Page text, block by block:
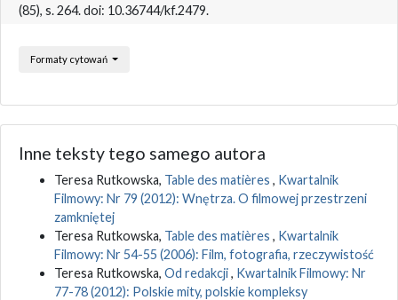
(85), s. 264. doi: 10.36744/kf.2479.
Formaty cytowań
Inne teksty tego samego autora
Teresa Rutkowska, Table des matières , Kwartalnik
Filmowy: Nr 79 (2012): Wnętrza. O filmowej przestrzeni
zamkniętej
Teresa Rutkowska, Table des matières , Kwartalnik
Filmowy: Nr 54-55 (2006): Film, fotografia, rzeczywistość
Teresa Rutkowska, Od redakcji, Kwartalnik Filmowy: Nr
77-78 (2012): Polskie mity, polskie kompleksy